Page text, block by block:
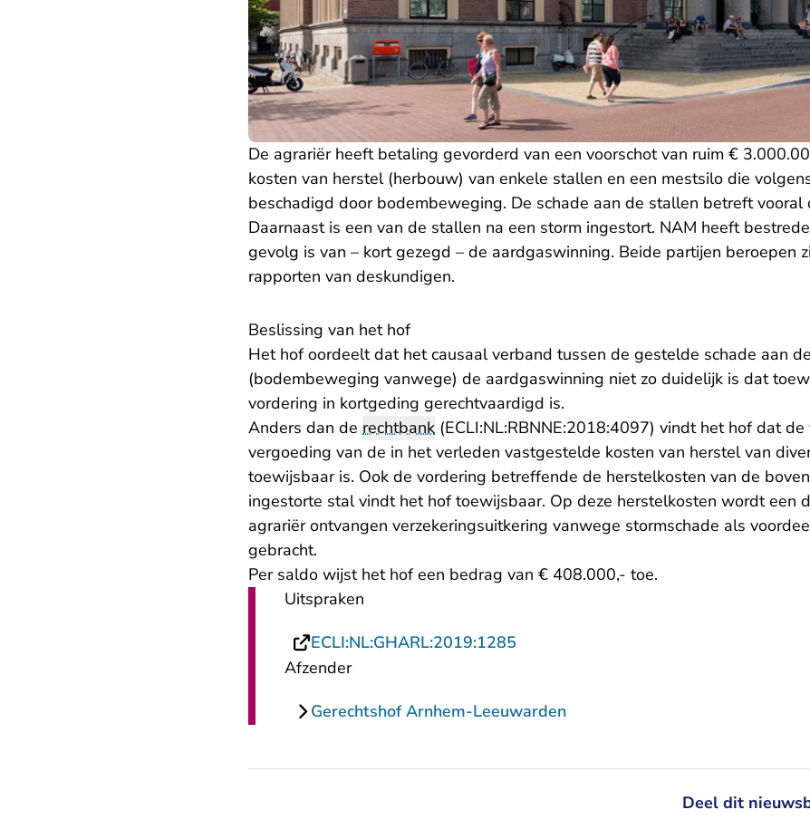
De agrariër heeft betaling gevorderd van een voorschot van ruim €
kosten van herstel (herbouw) van enkele stallen en een mestsilo die
beschadigd door bodembeweging. De schade aan de stallen betreft vooral
Daarnaast is een van de stallen na een storm ingestort. NAM heeft
gevolg is van – kort gezegd – de aardgaswinning. Beide partijen beroepen
rapporten van deskundigen.
Beslissing van het hof
Het hof oordeelt dat het causaal verband tussen de gestelde schade aan
(bodembeweging vanwege) de aardgaswinning niet zo duidelijk is dat
vordering in kortgeding gerechtvaardigd is.
Anders dan de rechtbank (ECLI:NL:RBNNE:2018:4097) vindt het hof dat
vergoeding van de in het verleden vastgestelde kosten van herstel van
toewijsbaar is. Ook de vordering betreffende de herstelkosten van de
ingestorte stal vindt het hof toewijsbaar. Op deze herstelkosten wordt een
agrariër ontvangen verzekeringsuitkering vanwege stormschade als
gebracht.
Per saldo wijst het hof een bedrag van € 408.000,- toe.
Uitspraken
ECLI:NL:GHARL:2019:1285
Afzender
Gerechtshof Arnhem-Leeuwarden
Deel dit